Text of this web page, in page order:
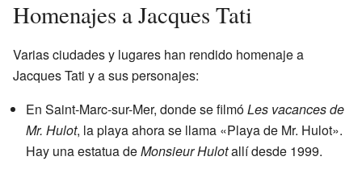
Homenajes a Jacques Tati
Varias ciudades y lugares han rendido homenaje a
Jacques Tati y a sus personajes:
En Saint-Marc-sur-Mer, donde se filmóLes vacances de
Mr. Hulot, la playa ahora se llama «Playa de Mr. Hulot».
Hay una estatua deMonsieur Hulotallí desde 1999.